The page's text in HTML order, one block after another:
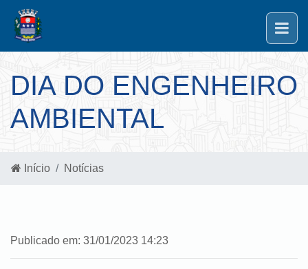
DIA DO ENGENHEIRO
AMBIENTAL
Início Notícias
Publicado em: 31/01/2023 14:23